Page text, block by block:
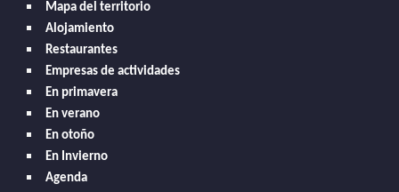
Mapa del territorio
Alojamiento
Restaurantes
Empresas de actividades
En primavera
En verano
En otoño
En Invierno
Agenda